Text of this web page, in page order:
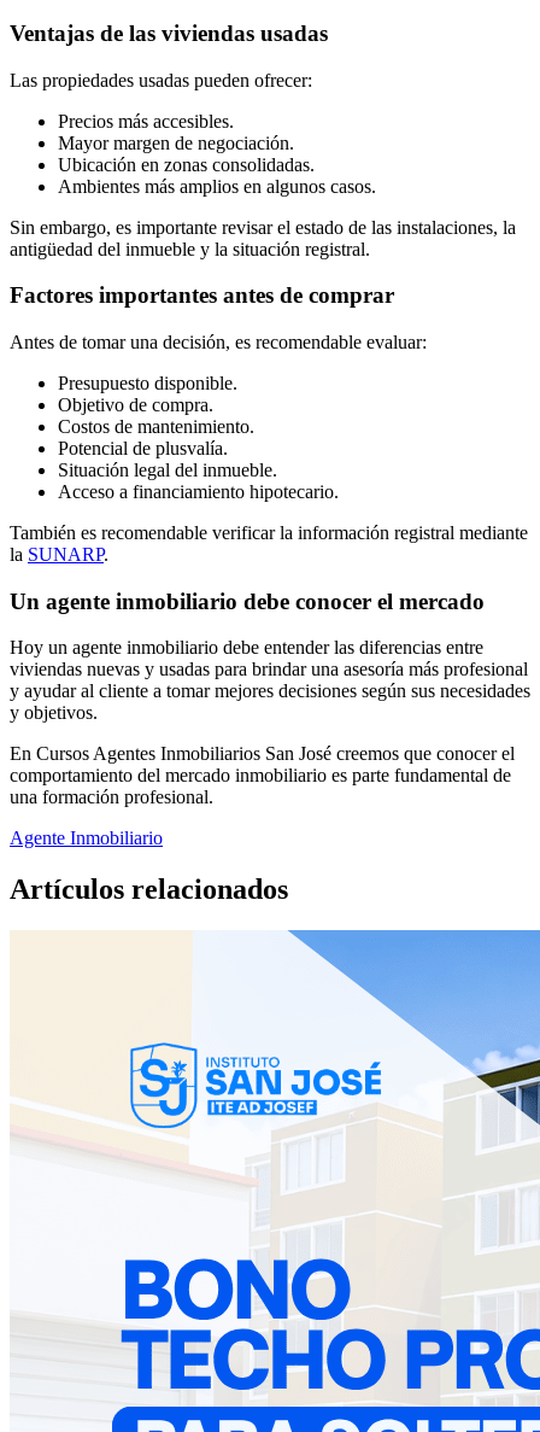
Ventajas de las viviendas usadas
Las propiedades usadas pueden ofrecer:
Precios más accesibles.
Mayor margen de negociación.
Ubicación en zonas consolidadas.
Ambientes más amplios en algunos casos.
Sin embargo, es importante revisar el estado de las instalaciones, la
antigüedad del inmueble y la situación registral.
Factores importantes antes de comprar
Antes de tomar una decisión, es recomendable evaluar:
Presupuesto disponible.
Objetivo de compra.
Costos de mantenimiento.
Potencial de plusvalía.
Situación legal del inmueble.
Acceso a financiamiento hipotecario.
También es recomendable verificar la información registral mediante
la SUNARP.
Un agente inmobiliario debe conocer el mercado
Hoy un agente inmobiliario debe entender las diferencias entre
viviendas nuevas y usadas para brindar una asesoría más profesional
y ayudar al cliente a tomar mejores decisiones según sus necesidades
y objetivos.
En Cursos Agentes Inmobiliarios San José creemos que conocer el
comportamiento del mercado inmobiliario es parte fundamental de
una formación profesional.
Agente Inmobiliario
Artículos relacionados